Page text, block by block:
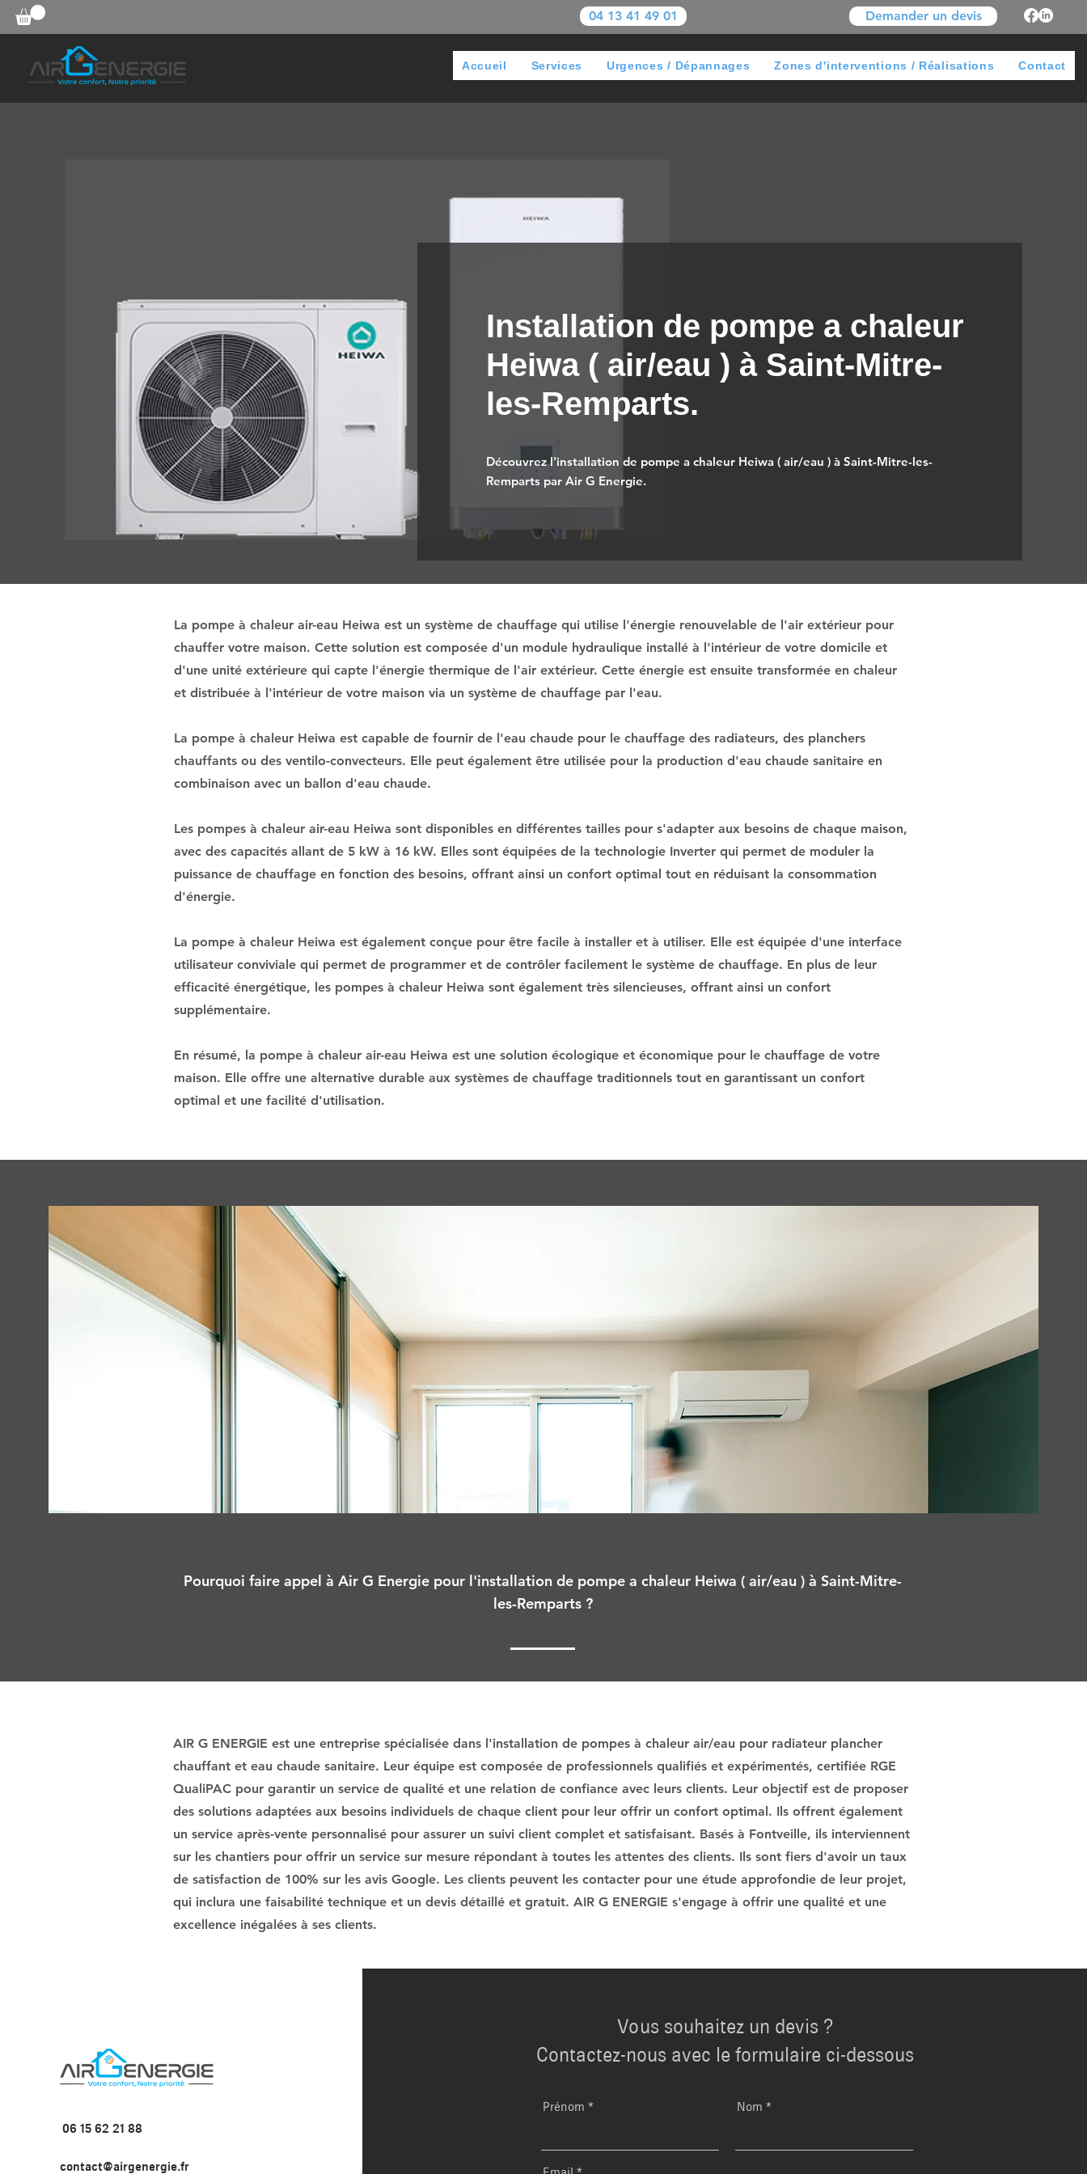
04 13 41 49 01 Demander un devis
Accueil Services Urgences / Dépannages Zones d'interventions / Réalisations Contact
Installation de pompe a chaleur
Heiwa ( air/eau ) à Saint-Mitre-
les-Remparts.
Découvrez l'installation de pompe a chaleur Heiwa ( air/eau ) à Saint-Mitre-les-
Remparts par Air G Energie.
La pompe à chaleur air-eau Heiwa est un système de chauffage qui utilise l'énergie renouvelable de l'air extérieur pour
chauffer votre maison. Cette solution est composée d'un module hydraulique installé à l'intérieur de votre domicile et
d'une unité extérieure qui capte l'énergie thermique de l'air extérieur. Cette énergie est ensuite transformée en chaleur
et distribuée à l'intérieur de votre maison via un système de chauffage par l'eau.
La pompe à chaleur Heiwa est capable de fournir de l'eau chaude pour le chauffage des radiateurs, des planchers
chauffants ou des ventilo-convecteurs. Elle peut également être utilisée pour la production d'eau chaude sanitaire en
combinaison avec un ballon d'eau chaude.
Les pompes à chaleur air-eau Heiwa sont disponibles en différentes tailles pour s'adapter aux besoins de chaque maison,
avec des capacités allant de 5 kW à 16 kW. Elles sont équipées de la technologie Inverter qui permet de moduler la
puissance de chauffage en fonction des besoins, offrant ainsi un confort optimal tout en réduisant la consommation
d'énergie.
La pompe à chaleur Heiwa est également conçue pour être facile à installer et à utiliser. Elle est équipée d'une interface
utilisateur conviviale qui permet de programmer et de contrôler facilement le système de chauffage. En plus de leur
efficacité énergétique, les pompes à chaleur Heiwa sont également très silencieuses, offrant ainsi un confort
supplémentaire.
En résumé, la pompe à chaleur air-eau Heiwa est une solution écologique et économique pour le chauffage de votre
maison. Elle offre une alternative durable aux systèmes de chauffage traditionnels tout en garantissant un confort
optimal et une facilité d'utilisation.
Pourquoi faire appel à Air G Energie pour l'installation de pompe a chaleur Heiwa ( air/eau ) à Saint-Mitre-
les-Remparts ?
AIR G ENERGIE est une entreprise spécialisée dans l'installation de pompes à chaleur air/eau pour radiateur plancher
chauffant et eau chaude sanitaire. Leur équipe est composée de professionnels qualifiés et expérimentés, certifiée RGE
QualiPAC pour garantir un service de qualité et une relation de confiance avec leurs clients. Leur objectif est de proposer
des solutions adaptées aux besoins individuels de chaque client pour leur offrir un confort optimal. Ils offrent également
un service après-vente personnalisé pour assurer un suivi client complet et satisfaisant. Basés à Fontveille, ils interviennent
sur les chantiers pour offrir un service sur mesure répondant à toutes les attentes des clients. Ils sont fiers d'avoir un taux
de satisfaction de 100% sur les avis Google. Les clients peuvent les contacter pour une étude approfondie de leur projet,
qui inclura une faisabilité technique et un devis détaillé et gratuit. AIR G ENERGIE s'engage à offrir une qualité et une
excellence inégalées à ses clients.
06 15 62 21 88
contact@airgenergie.fr
Vous souhaitez un devis ?
Contactez-nous avec le formulaire ci-dessous
Prénom Nom